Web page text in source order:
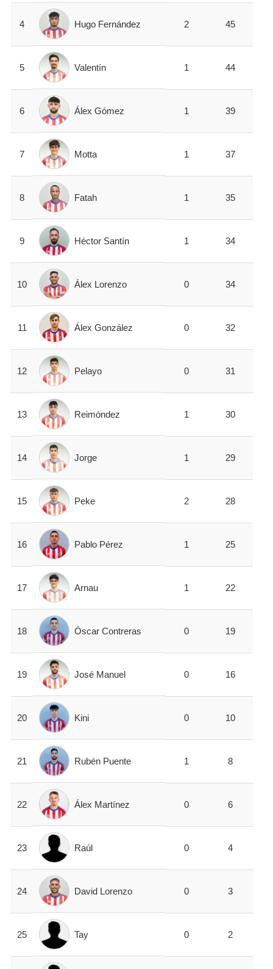
4 Hugo Fernández 2 45
5 Valentín 1 44
6 Álex Gómez 1 39
7 Motta 1 37
8 Fatah 1 35
9 Héctor Santín 1 34
10 Álex Lorenzo 0 34
11 Álex González 0 32
12 Pelayo 0 31
13 Reimóndez 1 30
14 Jorge 1 29
15 Peke 2 28
16 Pablo Pérez 1 25
17 Arnau 1 22
18 Óscar Contreras 0 19
19 José Manuel 0 16
20 Kini 0 10
21 Rubén Puente 1 8
22 Álex Martínez 0 6
23 Raúl 0 4
24 David Lorenzo 0 3
25 Tay 0 2